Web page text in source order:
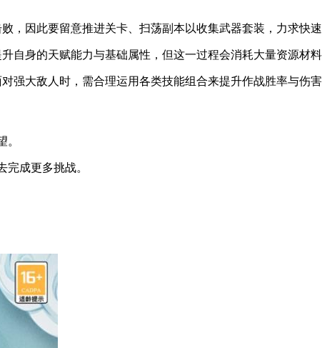
，因此要留意推进关卡、扫荡副本以收集武器套装，力求快速
自身的天赋能力与基础属性，但这一过程会消耗大量资源材
强大敌人时，需合理运用各类技能组合来提升作战胜率与伤害
。
成更多挑战。